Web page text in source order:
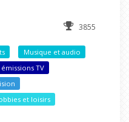
3855
Musique et audio
TV
et loisirs